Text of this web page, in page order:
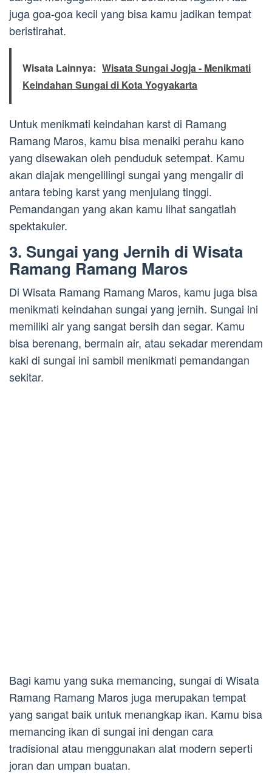
juga goa-goa kecil yang bisa kamu jadikan tempat
beristirahat.
Wisata Lainnya: Wisata Sungai Jogja - Menikmati
Keindahan Sungai di Kota Yogyakarta
Untuk menikmati keindahan karst di Ramang
Ramang Maros, kamu bisa menaiki perahu kano
yang disewakan oleh penduduk setempat. Kamu
akan diajak mengelilingi sungai yang mengalir di
antara tebing karst yang menjulang tinggi.
Pemandangan yang akan kamu lihat sangatlah
spektakuler.
3. Sungai yang Jernih di Wisata
Ramang Ramang Maros
Di Wisata Ramang Ramang Maros, kamu juga bisa
menikmati keindahan sungai yang jernih. Sungai ini
memiliki air yang sangat bersih dan segar. Kamu
bisa berenang, bermain air, atau sekadar merendam
kaki di sungai ini sambil menikmati pemandangan
sekitar.
Bagi kamu yang suka memancing, sungai di Wisata
Ramang Ramang Maros juga merupakan tempat
yang sangat baik untuk menangkap ikan. Kamu bisa
memancing ikan di sungai ini dengan cara
tradisional atau menggunakan alat modern seperti
joran dan umpan buatan.